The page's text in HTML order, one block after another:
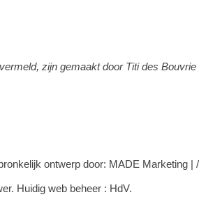
zijn gemaakt door Titi des Bouvrie
ontwerp door: MADE Marketing| /
Huidig web beheer : HdV.